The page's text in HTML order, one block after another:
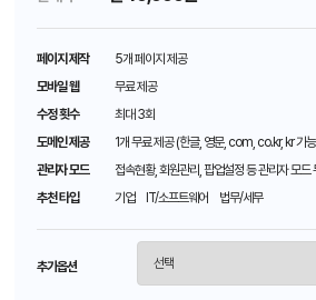
페이지 제작
5개 페이지 제공
모바일 웹
무료 제공
수정 횟수
최대 3회
도메인 제공
1개 무료 제공 (한글, 영문, com, co.kr, kr 가
관리자 모드
접속현황, 회원관리, 팝업설정 등 관리자 모드
추천 타입
기업 IT/소프트웨어 법무/세무
추가옵션